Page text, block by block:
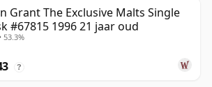
Grant The Exclusive Malts Single
#67815 1996 21 jaar oud
53.3%
?